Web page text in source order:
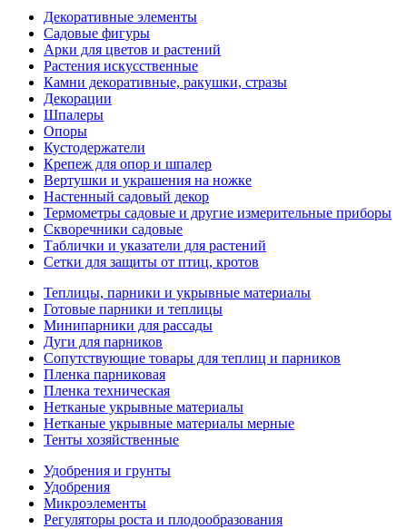
Декоративные элементы
Садовые фигуры
Арки для цветов и растений
Растения искусственные
Камни декоративные, ракушки, стразы
Декорации
Шпалеры
Опоры
Кустодержатели
Крепеж для опор и шпалер
Вертушки и украшения на ножке
Настенный садовый декор
Термометры садовые и другие измерительные приборы
Скворечники садовые
Таблички и указатели для растений
Сетки для защиты от птиц, кротов
Теплицы, парники и укрывные материалы
Готовые парники и теплицы
Минипарники для рассады
Дуги для парников
Сопутствующие товары для теплиц и парников
Пленка парниковая
Пленка техническая
Нетканые укрывные материалы
Нетканые укрывные материалы мерные
Тенты хозяйственные
Удобрения и грунты
Удобрения
Микроэлементы
Регуляторы роста и плодообразования